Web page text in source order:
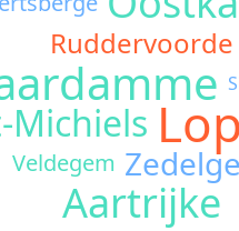
Ruddervoorde
Michiels
Veldegem
Aartrijke